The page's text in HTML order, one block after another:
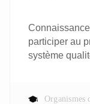
participer au
système
Organismes